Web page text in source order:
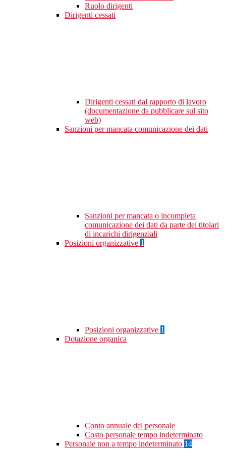
Ruolo dirigenti
Dirigenti cessati
Dirigenti cessati dal rapporto di lavoro
(documentazione da pubblicare sul sito
web)
Sanzioni per mancata comunicazione dei dati
Sanzioni per mancata o incompleta
comunicazione dei dati da parte dei titolari
di incarichi dirigenziali
Posizioni organizzative 1
Posizioni organizzative 1
Dotazione organica
Conto annuale del personale
Costo personale tempo indeterminato
Personale non a tempo indeterminato 14